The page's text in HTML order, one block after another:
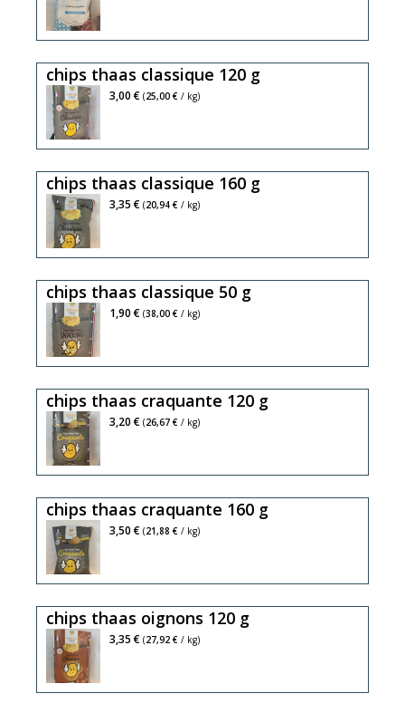
tournesol
(
sel
de
Noirmoutier
(0,7%
chips thaas classique 120 g
3,00 € (25,00 € / kg)
chips thaas classique 160 g
3,35 € (20,94 € / kg)
chips thaas classique 50 g
1,90 € (38,00 € / kg)
chips thaas craquante 120 g
3,20 € (26,67 € / kg)
chips thaas craquante 160 g
3,50 € (21,88 € / kg)
chips thaas oignons 120 g
3,35 € (27,92 € / kg)